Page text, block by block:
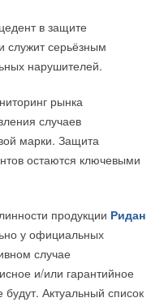
в защите
служит серьёзным
нарушителей.
рынка
случаев
марки. Защита
остаются ключевыми
продукции Ридан
у официальных
случае
и/или гарантийное
Актуальный список
энергии около 230
энергии в США, Европе
в стадии
расширить свой
воды,
60-этажного здания
для ГАЭС в мире.